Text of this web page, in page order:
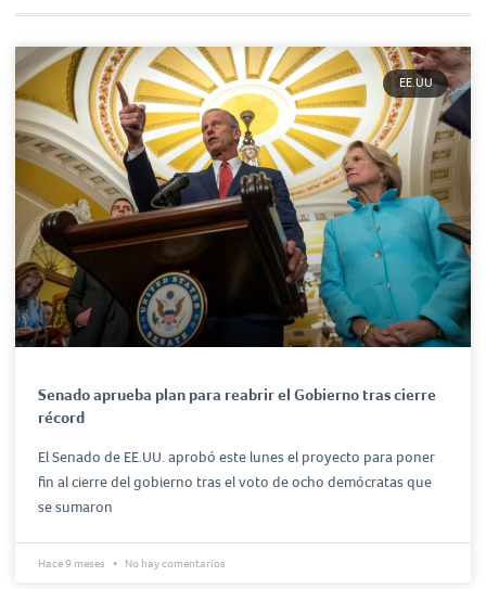
EE.UU
Senado aprueba plan para reabrir el Gobierno tras cierre
récord
El Senado de EE.UU. aprobó este lunes el proyecto para poner
fin al cierre del gobierno tras el voto de ocho demócratas que
se sumaron
Hace 9 meses No hay comentarios